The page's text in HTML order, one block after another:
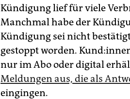
Kündigung lief für viele
Manchmal habe der
Kündigung sei nicht
gestoppt worden.
nur im Abo oder digital
Meldungen aus, die als
eingingen.